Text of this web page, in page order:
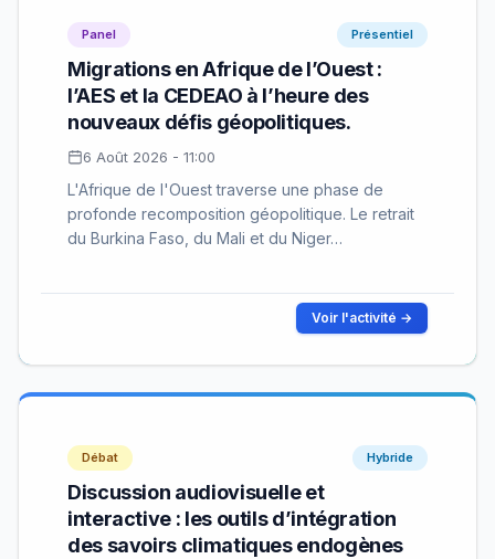
Panel Présentiel
Migrations en Afrique de l’Ouest :
l’AES et la CEDEAO à l’heure des
nouveaux défis géopolitiques.
6 Août 2026 - 11:00
L'Afrique de l'Ouest traverse une phase de
profonde recomposition géopolitique. Le retrait
du Burkina Faso, du Mali et du Niger…
Voir l'activité →
Débat Hybride
Discussion audiovisuelle et
interactive : les outils d’intégration
des savoirs climatiques endogènes